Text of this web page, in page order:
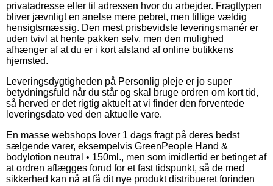
privatadresse eller til adressen hvor du arbejder. Fragttypen
bliver jævnligt en anelse mere pebret, men tillige vældig
hensigtsmæssig. Den mest prisbevidste leveringsmanér er
uden tvivl at hente pakken selv, men den mulighed
afhænger af at du er i kort afstand af online butikkens
hjemsted.
Leveringsdygtigheden på Personlig pleje er jo super
betydningsfuld når du står og skal bruge ordren om kort tid,
så herved er det rigtig aktuelt at vi finder den forventede
leveringsdato ved den aktuelle vare.
En masse webshops lover 1 dags fragt på deres bedst
sælgende varer, eksempelvis GreenPeople Hand &
bodylotion neutral • 150ml., men som imidlertid er betinget af
at ordren aflægges forud for et fast tidspunkt, så de med
sikkerhed kan nå at få dit nye produkt distribueret forinden